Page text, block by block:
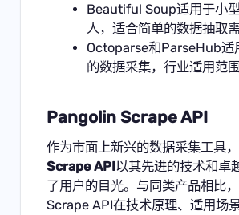
Beautiful Soup适用于小
人，适合简单的数据抽取需
Octoparse和ParseHub适
的数据采集，行业适用范
Pangolin Scrape API
作为市面上新兴的数据采集工具，
Scrape API以其先进的技术和卓
了用户的目光。与同类产品相比
Scrape API在技术原理、适用场